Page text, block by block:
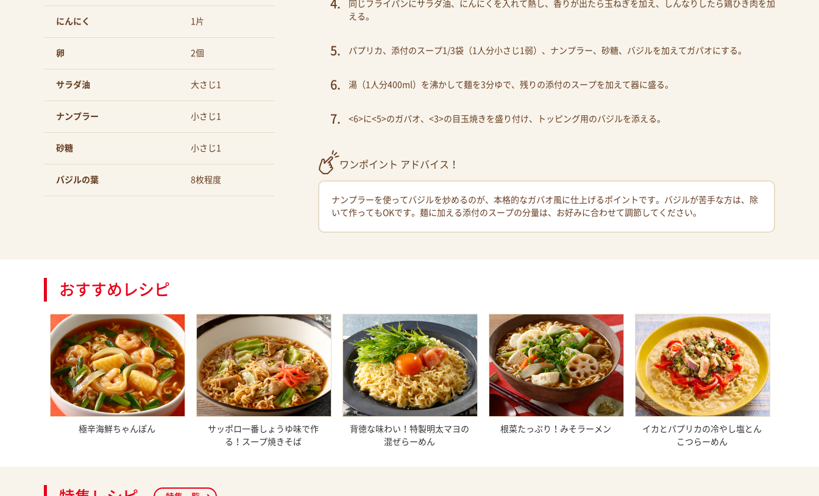
にんにく 1片
卵 2個
サラダ油 大さじ1
ナンプラー 小さじ1
砂糖 小さじ1
バジルの葉 8枚程度
同じフライパンにサラダ油、にんにくを入れて熱し、香りが出たら玉ねぎを加え、しんなりしたら鶏ひき肉を加
える。
パプリカ、添付のスープ1/3袋（1人分小さじ1弱）、ナンプラー、砂糖、バジルを加えてガパオにする。
湯（1人分400ml）を沸かして麺を3分ゆで、残りの添付のスープを加えて器に盛る。
<6>に<5>のガパオ、<3>の目玉焼きを盛り付け、トッピング用のバジルを添える。
ワンポイント アドバイス！
ナンプラーを使ってバジルを炒めるのが、本格的なガパオ風に仕上げるポイントです。バジルが苦手な方は、除
いて作ってもOKです。麺に加える添付のスープの分量は、お好みに合わせて調節してください。
おすすめレシピ
極辛海鮮ちゃんぽん
サッポロ一番しょうゆ味で作
る！スープ焼きそば
背徳な味わい！特製明太マヨの
混ぜらーめん
根菜たっぷり！みそラーメン
イカとパプリカの冷やし塩とん
こつらーめん